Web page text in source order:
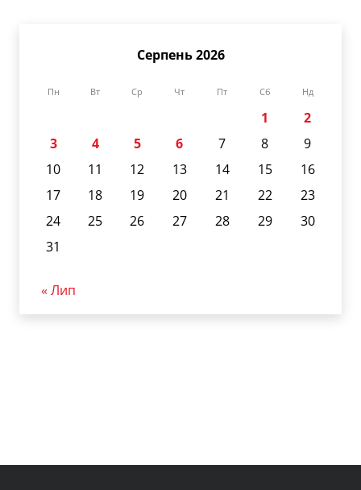
Серпень 2026
Пн Вт Ср Чт Пт Сб Нд
1
2
3
4 5 6 7 8
9
10
11 12 13 14 15
16
17
18 19 20 21 22
23
24
25 26 27 28 29
30
31
« Лип